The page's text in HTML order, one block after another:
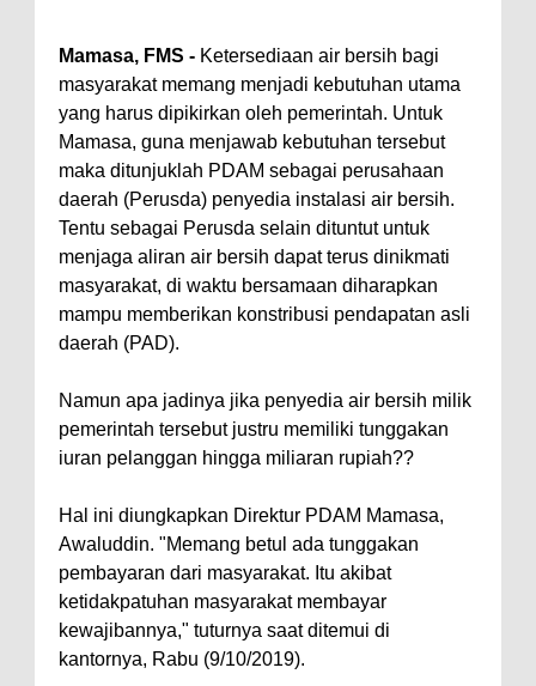
Mamasa, FMS - Ketersediaan air bersih bagi
masyarakat memang menjadi kebutuhan utama
yang harus dipikirkan oleh pemerintah. Untuk
Mamasa, guna menjawab kebutuhan tersebut
maka ditunjuklah PDAM sebagai perusahaan
daerah (Perusda) penyedia instalasi air bersih.
Tentu sebagai Perusda selain dituntut untuk
menjaga aliran air bersih dapat terus dinikmati
masyarakat, di waktu bersamaan diharapkan
mampu memberikan konstribusi pendapatan asli
daerah (PAD).
Namun apa jadinya jika penyedia air bersih milik
pemerintah tersebut justru memiliki tunggakan
iuran pelanggan hingga miliaran rupiah??
Hal ini diungkapkan Direktur PDAM Mamasa,
Awaluddin. "Memang betul ada tunggakan
pembayaran dari masyarakat. Itu akibat
ketidakpatuhan masyarakat membayar
kewajibannya," tuturnya saat ditemui di
kantornya, Rabu (9/10/2019).